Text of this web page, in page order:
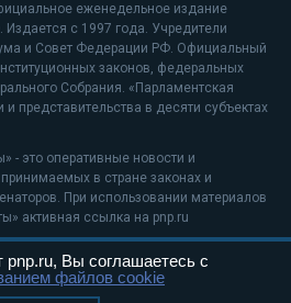
еженедельное издание
с 1997 года. Учредители
и Совет Федерации РФ. Официальный
законов, федеральных
Собрания. «Парламентская
и представительства в десяти субъектах
- это оперативные новости и
в стране законах и
При использовании материалов
активная ссылка на pnp.ru
применяютсярекомендательные
pnp.ru, Вы соглашаетесь с
файлов cookie